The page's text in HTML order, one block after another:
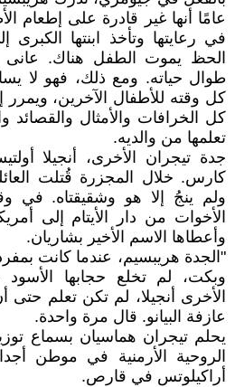
عامًا أنها غير قادرة على إطعام
في رعايتها وتأخذ ابنتها الكبرى
الحظ يموت الطفل هناك.
طوال حياته. ومع ذلك، فهو لا
كل وقته للأطفال الآخرين، ويمرر
كل الخرافات والأمثال والقصائد
تعلمها من والديه.
جدة تيجران الأخرى، أنجيلا
كارس. خلال المجزرة قُتلت
ولم ينجُ إلا هو وشقيقتاه. في
الأخوات من دار الأيتام إلى
وأعطاها الاسم الأخير بشاريان.
"الجدة هريبسيم، عندما كانت
وبكت، لم تخلع حجابها الأسود
الأخرى أنجيلا، لم تكن تعلم حتى
عازفة البيانو. قال مرة واحدة.
يحلم تيجران هماسيان بسماع
الروحية الأرمنية في موطن
أراكيلوتس في قارص.